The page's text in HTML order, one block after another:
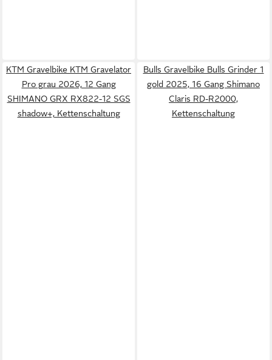
KTM Gravelbike KTM Gravelator
Pro grau 2026, 12 Gang
SHIMANO GRX RX822-12 SGS
shadow+, Kettenschaltung
Bulls Gravelbike Bulls Grinder 1
gold 2025, 16 Gang Shimano
Claris RD-R2000,
Kettenschaltung